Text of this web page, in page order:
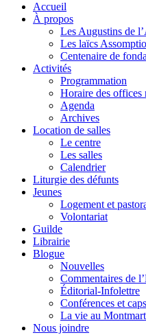
Accueil
À propos
Les Augustins de
Les laïcs
Centenaire de
Activités
Programmation
Horaire des offices
Agenda
Archives
Location de salles
Le centre
Les salles
Calendrier
Liturgie des défunts
Jeunes
Logement et
Volontariat
Guilde
Librairie
Blogue
Nouvelles
Commentaires de
Éditorial-Infolettre
Conférences et
La vie au
Nous joindre